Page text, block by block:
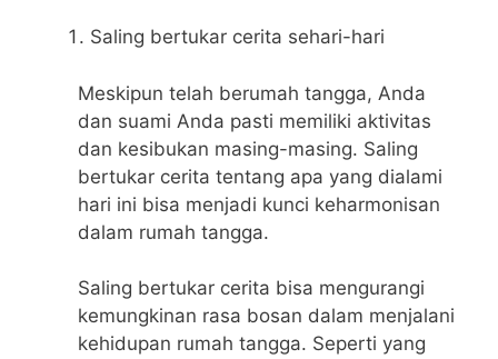
Saling bertukar cerita sehari-hari
Meskipun telah berumah tangga, Anda
dan suami Anda pasti memiliki aktivitas
dan kesibukan masing-masing. Saling
bertukar cerita tentang apa yang dialami
hari ini bisa menjadi kunci keharmonisan
dalam rumah tangga.
Saling bertukar cerita bisa mengurangi
kemungkinan rasa bosan dalam menjalani
kehidupan rumah tangga. Seperti yang